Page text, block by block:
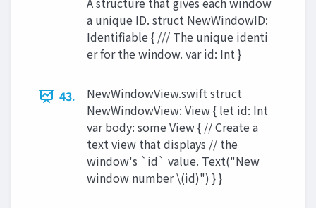
a unique ID. struct NewWindowID:
Identifiable { /// The unique identi
er for the window. var id: Int }
43.
NewWindowView.swift struct
NewWindowView: View { let id: Int
var body: some View { // Create a
text view that displays // the
window's `id` value. Text("New
window number \(id)") } }